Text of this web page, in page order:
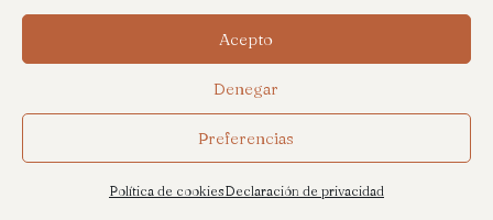
Acepto
Denegar
Preferencias
Política de cookiesDeclaración de privacidad